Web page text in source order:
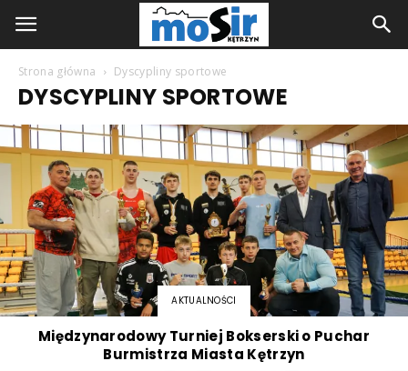
Strona główna Dyscypliny sportowe
DYSCYPLINY SPORTOWE
AKTUALNOŚCI
Międzynarodowy Turniej Bokserski o Puchar
Burmistrza Miasta Kętrzyn